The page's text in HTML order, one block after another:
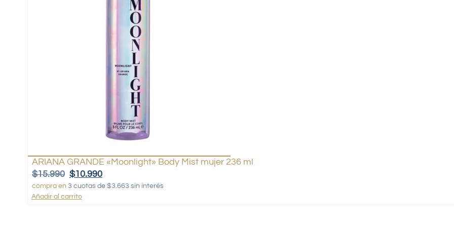
ARIANA GRANDE «Moonlight» Body Mist mujer 236 ml
$15.990 $10.990
compra en 3 cuotas de $3.663 sin interés
Añadir al carrito